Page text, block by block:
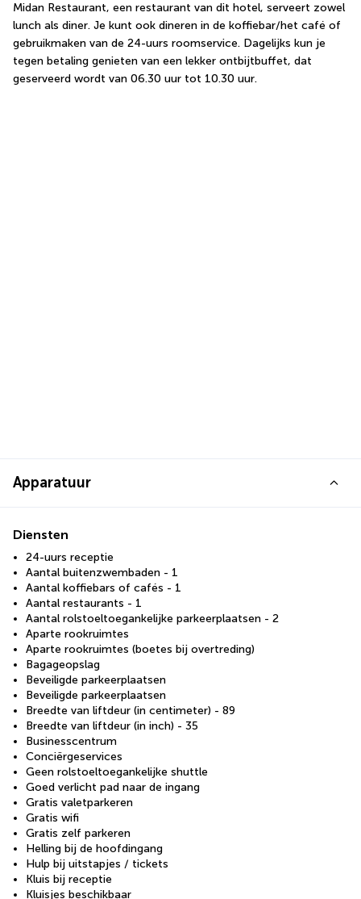
Midan Restaurant, een restaurant van dit hotel, serveert zowel
lunch als diner. Je kunt ook dineren in de koffiebar/het café of
gebruikmaken van de 24-uurs roomservice. Dagelijks kun je
tegen betaling genieten van een lekker ontbijtbuffet, dat
geserveerd wordt van 06.30 uur tot 10.30 uur.
Apparatuur
Diensten
24-uurs receptie
Aantal buitenzwembaden - 1
Aantal koffiebars of cafés - 1
Aantal restaurants - 1
Aantal rolstoeltoegankelijke parkeerplaatsen - 2
Aparte rookruimtes
Aparte rookruimtes (boetes bij overtreding)
Bagageopslag
Beveiligde parkeerplaatsen
Beveiligde parkeerplaatsen
Breedte van liftdeur (in centimeter) - 89
Breedte van liftdeur (in inch) - 35
Businesscentrum
Conciërgeservices
Geen rolstoeltoegankelijke shuttle
Goed verlicht pad naar de ingang
Gratis valetparkeren
Gratis wifi
Gratis zelf parkeren
Helling bij de hoofdingang
Hulp bij uitstapjes / tickets
Kluis bij receptie
Kluisjes beschikbaar